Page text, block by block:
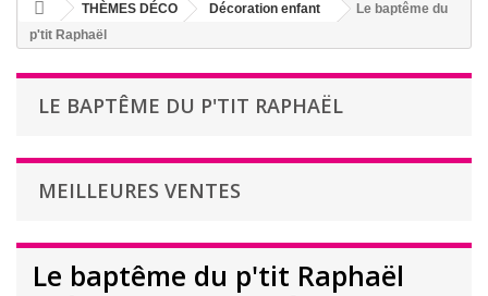
THÈMES DÉCO Décoration enfant
Le baptême du
p'tit Raphaël
LE BAPTÊME DU P'TIT RAPHAËL
MEILLEURES VENTES
Le baptême du p'tit Raphaël